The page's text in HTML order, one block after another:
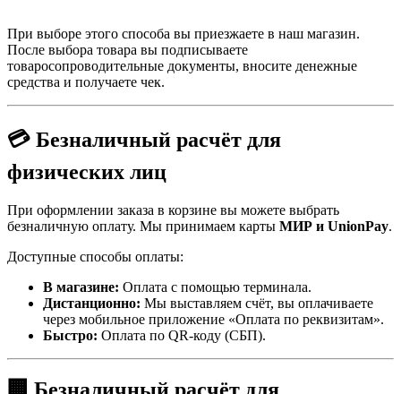
При выборе этого способа вы приезжаете в наш магазин.
После выбора товара вы подписываете
товаросопроводительные документы, вносите денежные
средства и получаете чек.
💳 Безналичный расчёт для
физических лиц
При оформлении заказа в корзине вы можете выбрать
безналичную оплату. Мы принимаем карты МИР и UnionPay.
Доступные способы оплаты:
В магазине: Оплата с помощью терминала.
Дистанционно: Мы выставляем счёт, вы оплачиваете
через мобильное приложение «Оплата по реквизитам».
Быстро: Оплата по QR-коду (СБП).